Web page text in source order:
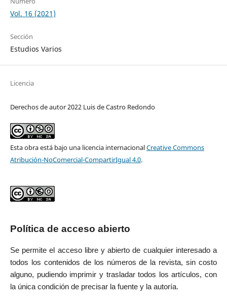
Vol. 16 (2021)
Sección
Estudios Varios
Licencia
Derechos de autor 2022 Luis de Castro Redondo
Esta obra está bajo una licencia internacionalCreative Commons
Atribución-NoComercial-CompartirIgual 4.0.
Política de acceso abierto
Se permite el acceso libre y abierto de cualquier interesado a
todos los contenidos de los números de la revista, sin costo
alguno, pudiendo imprimir y trasladar todos los artículos, con
la única condición de precisar la fuente y la autoría.